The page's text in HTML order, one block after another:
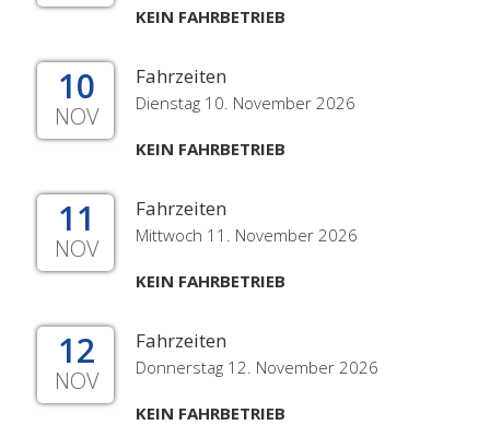
KEIN FAHRBETRIEB
10
NOV
Fahrzeiten
Dienstag 10. November 2026
KEIN FAHRBETRIEB
11
NOV
Fahrzeiten
Mittwoch 11. November 2026
KEIN FAHRBETRIEB
12
NOV
Fahrzeiten
Donnerstag 12. November 2026
KEIN FAHRBETRIEB